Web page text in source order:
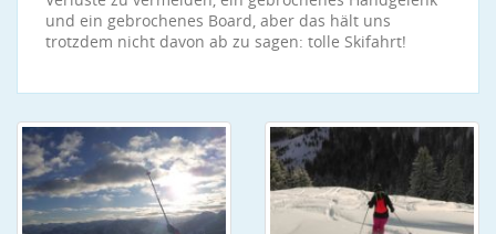
und ein gebrochenes Board, aber das hält uns
trotzdem nicht davon ab zu sagen: tolle Skifahrt!